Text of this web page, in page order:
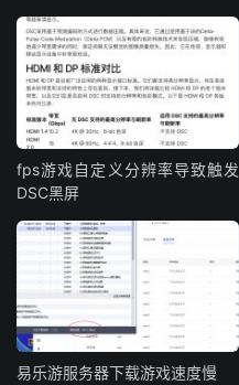
fps游戏自定义分辨率导致触发
DSC黑屏
易乐游服务器下载游戏速度慢